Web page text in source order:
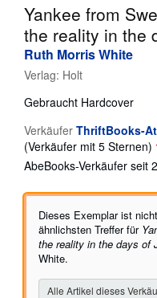
Yankee from
the reality in the
Ruth Morris White
Verlag: Holt
Gebraucht Hardcover
Verkäufer ThriftBooks-
(Verkäufer mit 5 Sternen)
AbeBooks-Verkäufer seit
Dieses Exemplar ist
ähnlichsten Treffer für
the reality in the days of
White.
Alle Artikel dieses